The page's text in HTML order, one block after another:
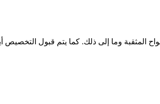
المثقبة وما إلى ذلك. كما يتم قبول التخصيص